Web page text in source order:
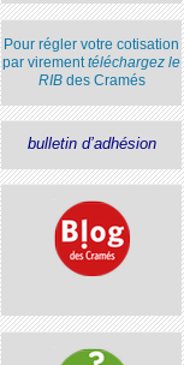
Pour régler votre cotisation
par virementtéléchargez le
RIBdes Cramés
bulletin d’adhésion